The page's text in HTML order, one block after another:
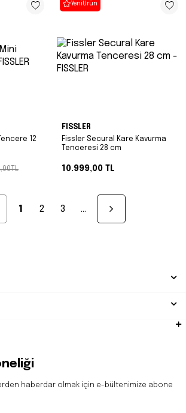
12
TL
Yeni Ürün
FISSLER
Fissler Secural Kare Kavurma
Tenceresi 28 cm
10.999,00 TL
1 2 3 …
haberdar olmak için e-bültenimize abone